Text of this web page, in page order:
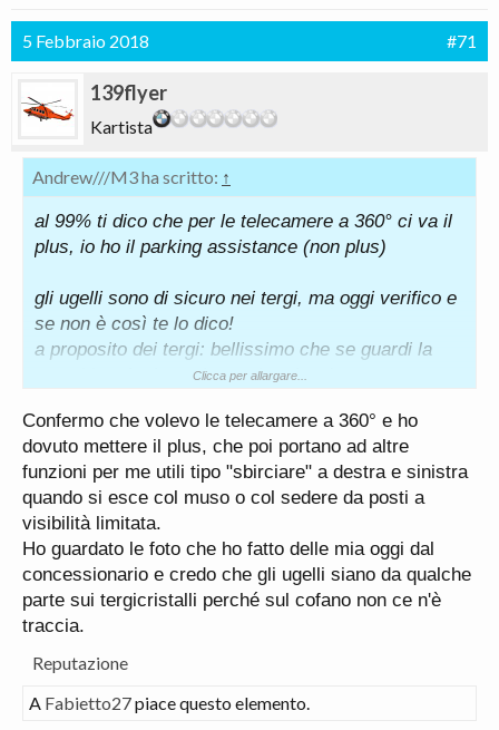
5 Febbraio 2018 #71
139flyer
Kartista
Andrew///M3 ha scritto: ↑
al 99% ti dico che per le telecamere a 360° ci va il
plus, io ho il parking assistance (non plus)
gli ugelli sono di sicuro nei tergi, ma oggi verifico e
se non è così te lo dico!
a proposito dei tergi: bellissimo che se guardi la
macchina da davanti non si vedono!
ps. oggi provata con la pioggia... stabilissima!
non vi dico la partenza da fermo schiacciando tutto
Clicca per allargare...
Confermo che volevo le telecamere a 360° e ho
dovuto mettere il plus, che poi portano ad altre
funzioni per me utili tipo "sbirciare" a destra e sinistra
quando si esce col muso o col sedere da posti a
visibilità limitata.
Ho guardato le foto che ho fatto delle mia oggi dal
concessionario e credo che gli ugelli siano da qualche
parte sui tergicristalli perché sul cofano non ce n'è
traccia.
Reputazione
A Fabietto27piace questo elemento.